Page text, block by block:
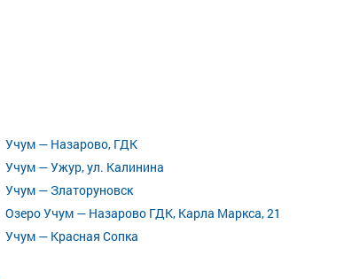
Учум — Назарово, ГДК
Учум — Ужур, ул. Калинина
Учум — Златоруновск
Озеро Учум — Назарово ГДК, Карла Маркса, 21
Учум — Красная Сопка